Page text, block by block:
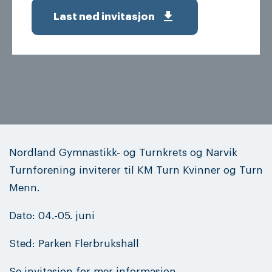
Last ned invitasjon get_app
Nordland Gymnastikk- og Turnkrets og Narvik
Turnforening inviterer til KM Turn Kvinner og Turn
Menn.
Dato: 04.-05. juni
Sted: Parken Flerbrukshall